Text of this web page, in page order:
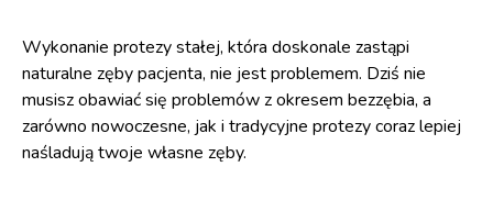
Wykonanie protezy stałej, która doskonale zastąpi
naturalne zęby pacjenta, nie jest problemem. Dziś nie
musisz obawiać się problemów z okresem bezzębia, a
zarówno nowoczesne, jak i tradycyjne protezy coraz lepiej
naśladują twoje własne zęby.